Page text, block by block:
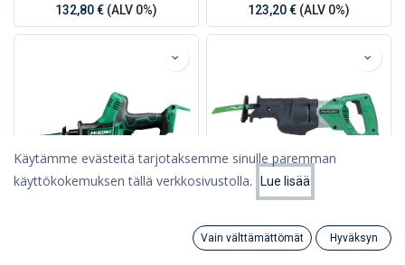
Hinta - alhaisesta
korkeimpaan
Category
132,80 € (ALV 0%) 123,20 € (ALV 0%)
Hikoki Puukkosaha CR13V2
(68102617)
Käytämme evästeitä tarjotaksemme sinulle paremman
käyttökokemuksen tällä verkkosivustolla.
Lue lisää
Vain välttämättömät Hyväksyn